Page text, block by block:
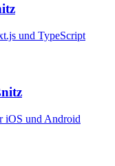
und TypeScript
iOS und Android